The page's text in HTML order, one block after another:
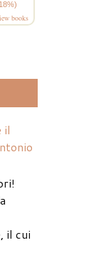
books
il
il cui